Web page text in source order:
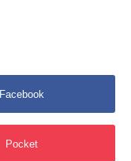
Facebook
Pocket